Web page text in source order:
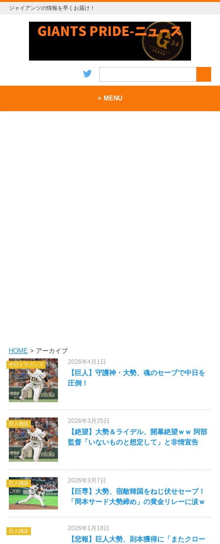
ジャイアンツの情報を早くお届け！
≡ MENU
HOME> アーカイブ
中日ドラゴンズ 2026年4月1日
【巨人】守護神・大勢、魂のセーブで中日を
圧倒！
巨人雑談 2026年3月25日
【絶望】大勢＆ライデル、開幕絶望ｗｗ 阿部
監督「いないものと想定して」と非情宣告
巨人雑談 2026年3月7日
【巨専】大勢、宿敵韓国をねじ伏せセーブ！
「岡本サード大勢締め」の黄金リレーに涙ｗ
巨人雑談 2026年1月18日
【悲報】巨人大勢、則本獲得に「またクロー